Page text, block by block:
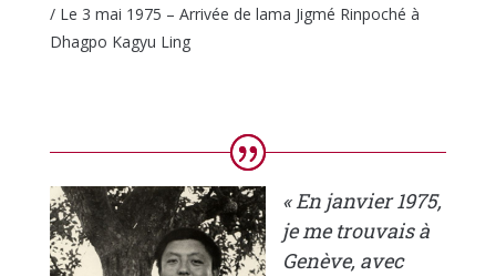
/ Le 3 mai 1975 – Arrivée de lama Jigmé Rinpoché à
Dhagpo Kagyu Ling
« En janvier 1975,
je me trouvais à
Genève, avec